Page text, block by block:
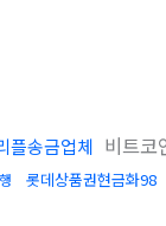
플송금업체 비트코
롯데상품권현금화98